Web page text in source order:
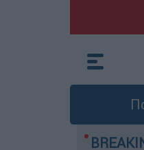
στην Ελλάδα